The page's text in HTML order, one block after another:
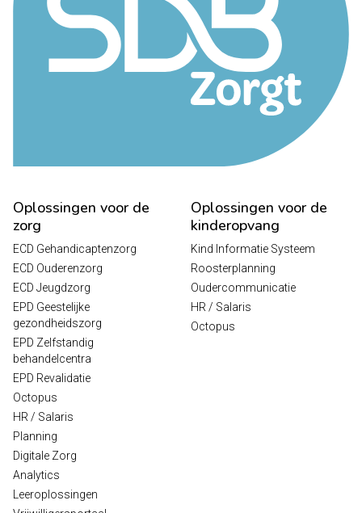
Oplossingen voor de
zorg
ECD Gehandicaptenzorg
ECD Ouderenzorg
ECD Jeugdzorg
EPD Geestelijke
gezondheidszorg
EPD Zelfstandig
behandelcentra
EPD Revalidatie
Octopus
HR / Salaris
Planning
Digitale Zorg
Analytics
Leeroplossingen
Oplossingen voor de
kinderopvang
Kind Informatie Systeem
Roosterplanning
Oudercommunicatie
HR / Salaris
Octopus